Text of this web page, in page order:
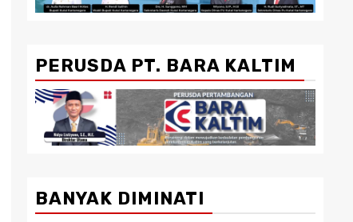
PERUSDA PT. BARA KALTIM
BANYAK DIMINATI